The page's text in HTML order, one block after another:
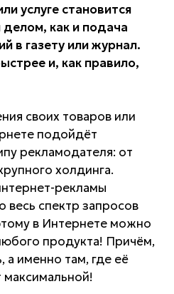
услуге становится
как и подача
в газету или журнал.
и, как правило,
своих товаров или
подойдёт
рекламодателя: от
холдинга.
рекламы
спектр запросов
в Интернете можно
продукта! Причём,
а именно там, где её